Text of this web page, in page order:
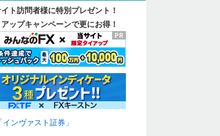
ト訪問者様に特別プレゼント！
ップキャンペーンで更にお得！